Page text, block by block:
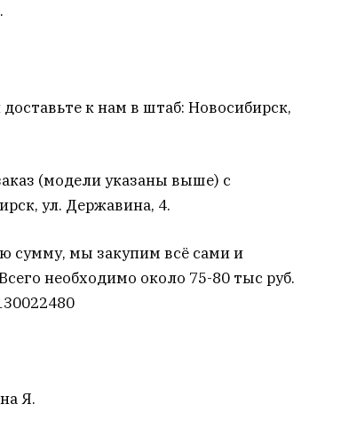
к нам в штаб: Новосибирск,
(модели указаны выше) с
ул. Державина, 4.
сумму, мы закупим всё сами и
необходимо около 75-80 тыс руб.
Я.